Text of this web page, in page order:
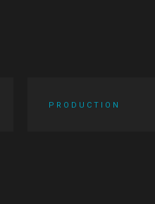
PRODUCTION